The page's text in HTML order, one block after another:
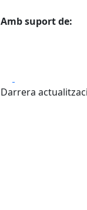
Amb suport de:
Darrera